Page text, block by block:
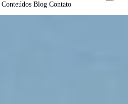
Conteúdos Blog Contato